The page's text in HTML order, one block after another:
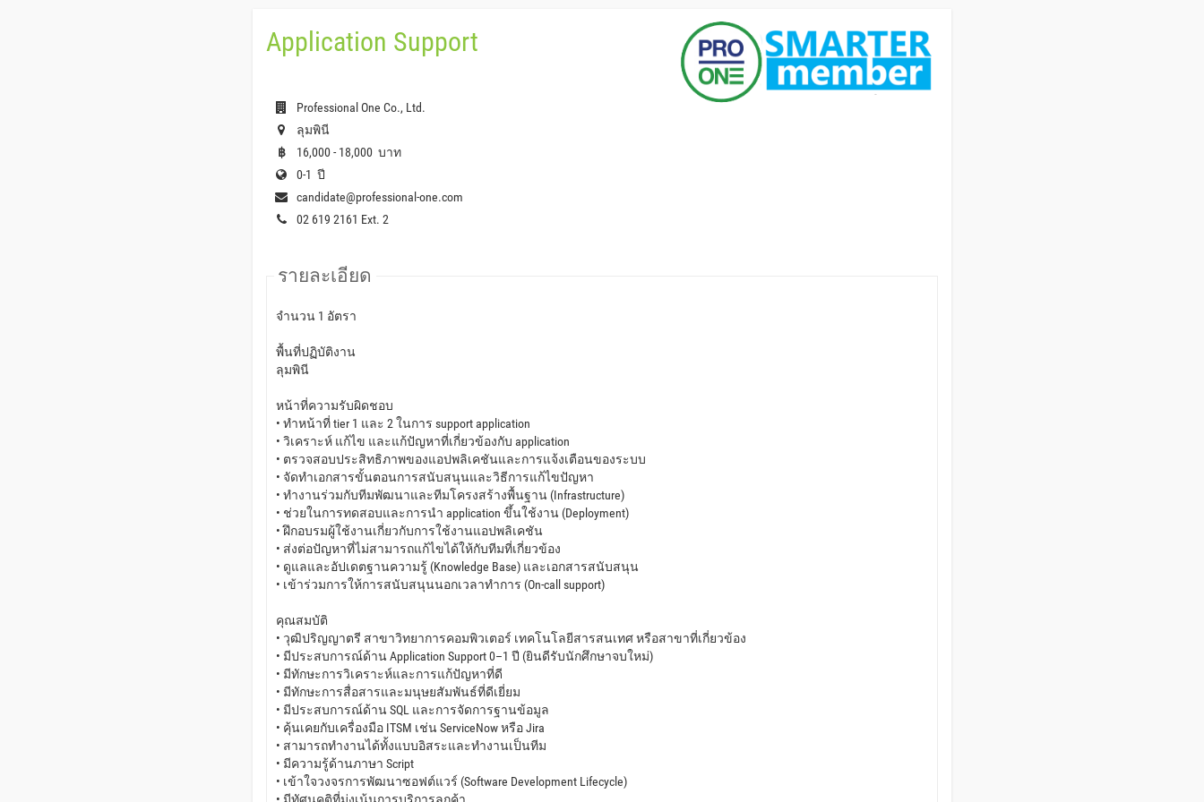
Application Support
Professional One Co., Ltd.
ลุมพินี
฿
16,000 - 18,000 บาท
0-1 ปี
candidate@professional-one.com
02 619 2161 Ext. 2
รายละเอียด
จำนวน 1 อัตรา
พื้นที่ปฏิบัติงาน
ลุมพินี
หน้าที่ความรับผิดชอบ
• ทำหน้าที่ tier 1 และ 2 ในการ support application
• วิเคราะห์ แก้ไข และแก้ปัญหาที่เกี่ยวข้องกับ application
• ตรวจสอบประสิทธิภาพของแอปพลิเคชันและการแจ้งเตือนของระบบ
• จัดทำเอกสารขั้นตอนการสนับสนุนและวิธีการแก้ไขปัญหา
• ทำงานร่วมกับทีมพัฒนาและทีมโครงสร้างพื้นฐาน (Infrastructure)
• ช่วยในการทดสอบและการนำ application ขึ้นใช้งาน (Deployment)
• ฝึกอบรมผู้ใช้งานเกี่ยวกับการใช้งานแอปพลิเคชัน
• ส่งต่อปัญหาที่ไม่สามารถแก้ไขได้ให้กับทีมที่เกี่ยวข้อง
• ดูแลและอัปเดตฐานความรู้ (Knowledge Base) และเอกสารสนับสนุน
• เข้าร่วมการให้การสนับสนุนนอกเวลาทำการ (On-call support)
คุณสมบัติ
• วุฒิปริญญาตรี สาขาวิทยาการคอมพิวเตอร์ เทคโนโลยีสารสนเทศ หรือสาขาที่เกี่ยวข้อง
• มีประสบการณ์ด้าน Application Support 0–1 ปี (ยินดีรับนักศึกษาจบใหม่)
• มีทักษะการวิเคราะห์และการแก้ปัญหาที่ดี
• มีทักษะการสื่อสารและมนุษยสัมพันธ์ที่ดีเยี่ยม
• มีประสบการณ์ด้าน SQL และการจัดการฐานข้อมูล
• คุ้นเคยกับเครื่องมือ ITSM เช่น ServiceNow หรือ Jira
• สามารถทำงานได้ทั้งแบบอิสระและทำงานเป็นทีม
• มีความรู้ด้านภาษา Script
• เข้าใจวงจรการพัฒนาซอฟต์แวร์ (Software Development Lifecycle)